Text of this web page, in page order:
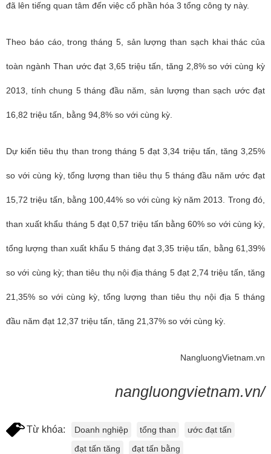
đã lên tiếng quan tâm đến việc cổ phần hóa 3 tổng công ty này.
Theo báo cáo, trong tháng 5, sản lượng than sạch khai thác của
toàn ngành Than ước đạt 3,65 triệu tấn, tăng 2,8% so với cùng kỳ
2013, tính chung 5 tháng đầu năm, sản lượng than sạch ước đạt
16,82 triệu tấn, bằng 94,8% so với cùng kỳ.
Dự kiến tiêu thụ than trong tháng 5 đạt 3,34 triệu tấn, tăng 3,25%
so với cùng kỳ, tổng lượng than tiêu thụ 5 tháng đầu năm ước đạt
15,72 triệu tấn, bằng 100,44% so với cùng kỳ năm 2013. Trong đó,
than xuất khẩu tháng 5 đạt 0,57 triệu tấn bằng 60% so với cùng kỳ,
tổng lượng than xuất khẩu 5 tháng đạt 3,35 triệu tấn, bằng 61,39%
so với cùng kỳ; than tiêu thụ nội địa tháng 5 đạt 2,74 triệu tấn, tăng
21,35% so với cùng kỳ, tổng lượng than tiêu thụ nội địa 5 tháng
đầu năm đạt 12,37 triệu tấn, tăng 21,37% so với cùng kỳ.
NangluongVietnam.vn
nangluongvietnam.vn/
Từ khóa: Doanh nghiệp tổng than
ước đạt tấn
đạt tấn tăng
đạt tấn bằng